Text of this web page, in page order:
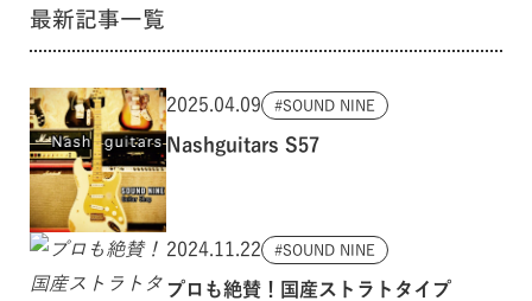
最新記事一覧
2025.04.09 SOUND NINE
Nashguitars S57
2024.11.22 SOUND NINE
プロも絶賛！国産ストラトタイプ